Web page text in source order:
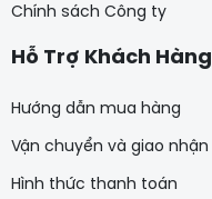
Chính sách Công ty
Hỗ Trợ Khách Hàng
Hướng dẫn mua hàng
Vận chuyển và giao nhận
Hình thức thanh toán